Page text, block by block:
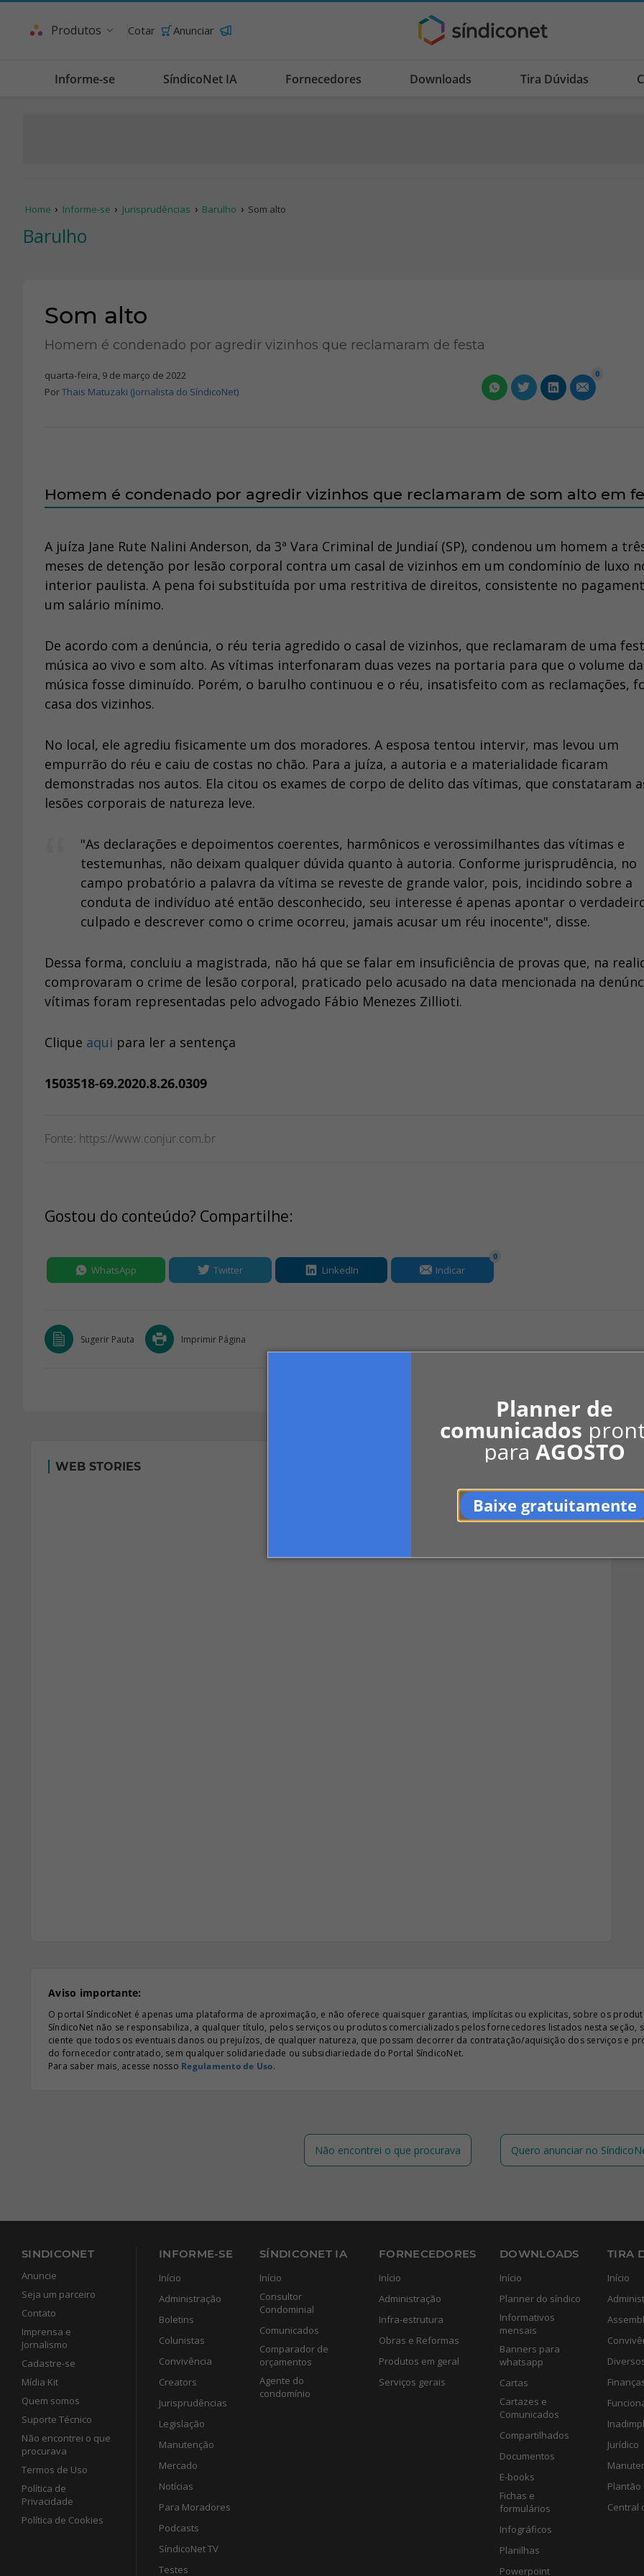
Planner de
comunicados
paraAGOSTO
Baixe gratuitamente
Produtos Cotar Anunciar
Informe-se SíndicoNet IA Fornecedores Downloads Tira Dúvidas
Home Informe-se Jurisprudências Barulho Som alto
Barulho
Som alto
Homem é condenado por agredir vizinhos que reclamaram de festa
quarta-feira, 9 de março de 2022
PorThais Matuzaki (Jornalista do SíndicoNet)
0
Homem é condenado por agredir vizinhos que reclamaram de som alto em
A juíza Jane Rute Nalini Anderson, da 3ª Vara Criminal de Jundiaí (SP), condenou um homem a
meses de detenção por lesão corporal contra um casal de vizinhos em um condomínio de luxo
interior paulista. A pena foi substituída por uma restritiva de direitos, consistente no
um salário mínimo.
De acordo com a denúncia, o réu teria agredido o casal de vizinhos, que reclamaram de uma
música ao vivo e som alto. As vítimas interfonaram duas vezes na portaria para que o volume da
música fosse diminuído. Porém, o barulho continuou e o réu, insatisfeito com as reclamações,
casa dos vizinhos.
No local, ele agrediu fisicamente um dos moradores. A esposa tentou intervir, mas levou um
empurrão do réu e caiu de costas no chão. Para a juíza, a autoria e a materialidade ficaram
demonstradas nos autos. Ela citou os exames de corpo de delito das vítimas, que constataram
lesões corporais de natureza leve.
"As declarações e depoimentos coerentes, harmônicos e verossimilhantes das vítimas e
testemunhas, não deixam qualquer dúvida quanto à autoria. Conforme jurisprudência, no
campo probatório a palavra da vítima se reveste de grande valor, pois, incidindo sobre a
conduta de indivíduo até então desconhecido, seu interesse é apenas apontar o
culpado e descrever como o crime ocorreu, jamais acusar um réu inocente", disse.
Dessa forma, concluiu a magistrada, não há que se falar em insuficiência de provas que, na
comprovaram o crime de lesão corporal, praticado pelo acusado na data mencionada na
vítimas foram representadas pelo advogado Fábio Menezes Zillioti.
Clique aqui para ler a sentença
1503518-69.2020.8.26.0309
Fonte: https://www.conjur.com.br
Gostou do conteúdo? Compartilhe:
WhatsApp Twitter LinkedIn Indicar
0
Sugerir Pauta Imprimir Página
WEB STORIES
Aviso importante:
O portal SíndicoNet é apenas uma plataforma de aproximação, e não oferece quaisquer garantias, implícitas ou explicitas, sobre os
SíndicoNet não se responsabiliza, a qualquer título, pelos serviços ou produtos comercializados pelos fornecedores listados nesta
ciente que todos os eventuais danos ou prejuízos, de qualquer natureza, que possam decorrer da contratação/aquisição dos serviços e
do fornecedor contratado, sem qualquer solidariedade ou subsidiariedade do Portal SíndicoNet.
Para saber mais, acesse nosso Regulamento de Uso.
Não encontrei o que procurava Quero anunciar no
SINDICONET
Anuncie
Seja um parceiro
Contato
Imprensa e
Jornalismo
Cadastre-se
Mídia Kit
Quem somos
Suporte Técnico
Não encontrei o que
procurava
Termos de Uso
Política de
Privacidade
Política de Cookies
INFORME-SE
Início
Administração
Boletins
Colunistas
Convivência
Creators
Jurisprudências
Legislação
Manutenção
Mercado
Notícias
Para Moradores
Podcasts
SíndicoNet TV
Testes
SÍNDICONET IA
Início
Consultor
Condominial
Comunicados
Comparador de
orçamentos
Agente do
condomínio
FORNECEDORES
Início
Administração
Infra-estrutura
Obras e Reformas
Produtos em geral
Serviços gerais
DOWNLOADS
Início
Planner do síndico
Informativos
mensais
Banners para
whatsapp
Cartas
Cartazes e
Comunicados
Compartilhados
Documentos
E-books
Fichas e
formulários
Infográficos
Planilhas
Powerpoint
TIRA
Início
Jurídico
Plantão
Central